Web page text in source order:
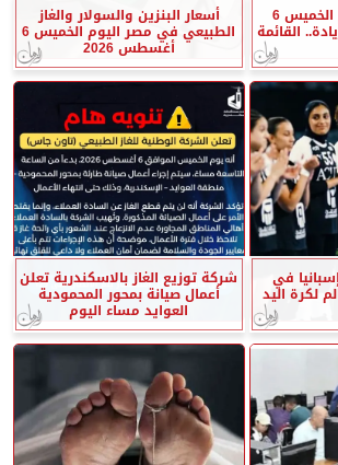
أسعار السجائر اليوم الخميس 6
الزيادة.. القائمة
أسعار البنزين والسولار والغاز
الطبيعي في مصر اليوم الخميس 6
أغسطس 2026
في
لكرة اليد
شركة توزيع الغاز بالاسكندرية تعلن
أعمال صيانة بمحور المحمودية
العوايد مساء اليوم